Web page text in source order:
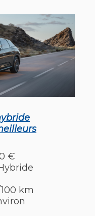
€
100 km